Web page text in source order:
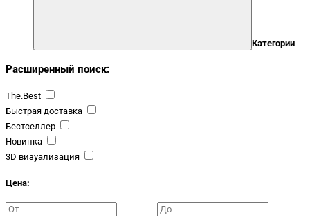
Категории
Расширенный поиск:
The.Best
Быстрая доставка
Бестселлер
Новинка
3D визуализация
Цена: